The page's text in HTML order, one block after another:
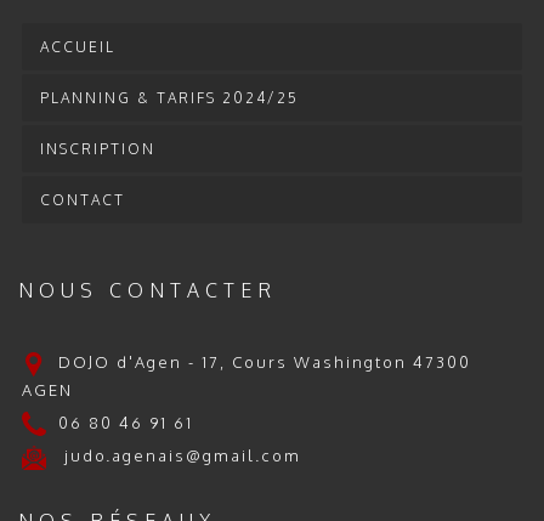
NOUS CONTACTER
DOJO d'Agen - 17, Cours Washington 47300
AGEN
06 80 46 91 61
judo.agenais@gmail.com
ACCUEIL
PLANNING & TARIFS 2024/25
INSCRIPTION
CONTACT